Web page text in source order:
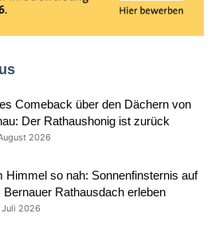
Comeback über den Dächern von
Der Rathaushonig ist zurück
2026
Himmel so nah: Sonnenfinsternis auf
Bernauer Rathausdach erleben
Juli 2026